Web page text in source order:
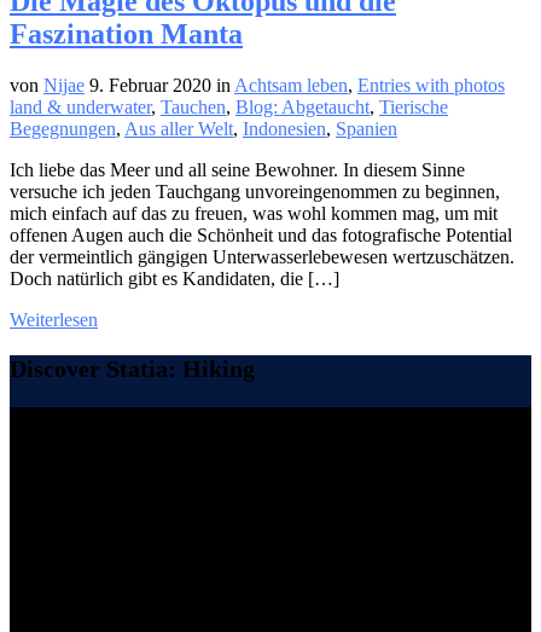
Faszination Manta
von Nijae 9. Februar 2020 in Achtsam leben, Entries with photos
land & underwater, Tauchen, Blog: Abgetaucht, Tierische
Begegnungen, Aus aller Welt, Indonesien, Spanien
Ich liebe das Meer und all seine Bewohner. In diesem Sinne
versuche ich jeden Tauchgang unvoreingenommen zu beginnen,
mich einfach auf das zu freuen, was wohl kommen mag, um mit
offenen Augen auch die Schönheit und das fotografische Potential
der vermeintlich gängigen Unterwasserlebewesen wertzuschätzen.
Doch natürlich gibt es Kandidaten, die […]
Weiterlesen
Discover Statia: Hiking